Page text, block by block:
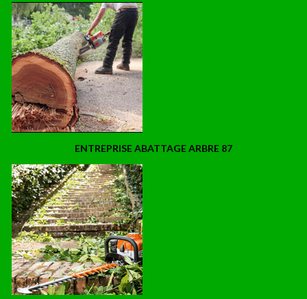
ENTREPRISE ABATTAGE ARBRE 87